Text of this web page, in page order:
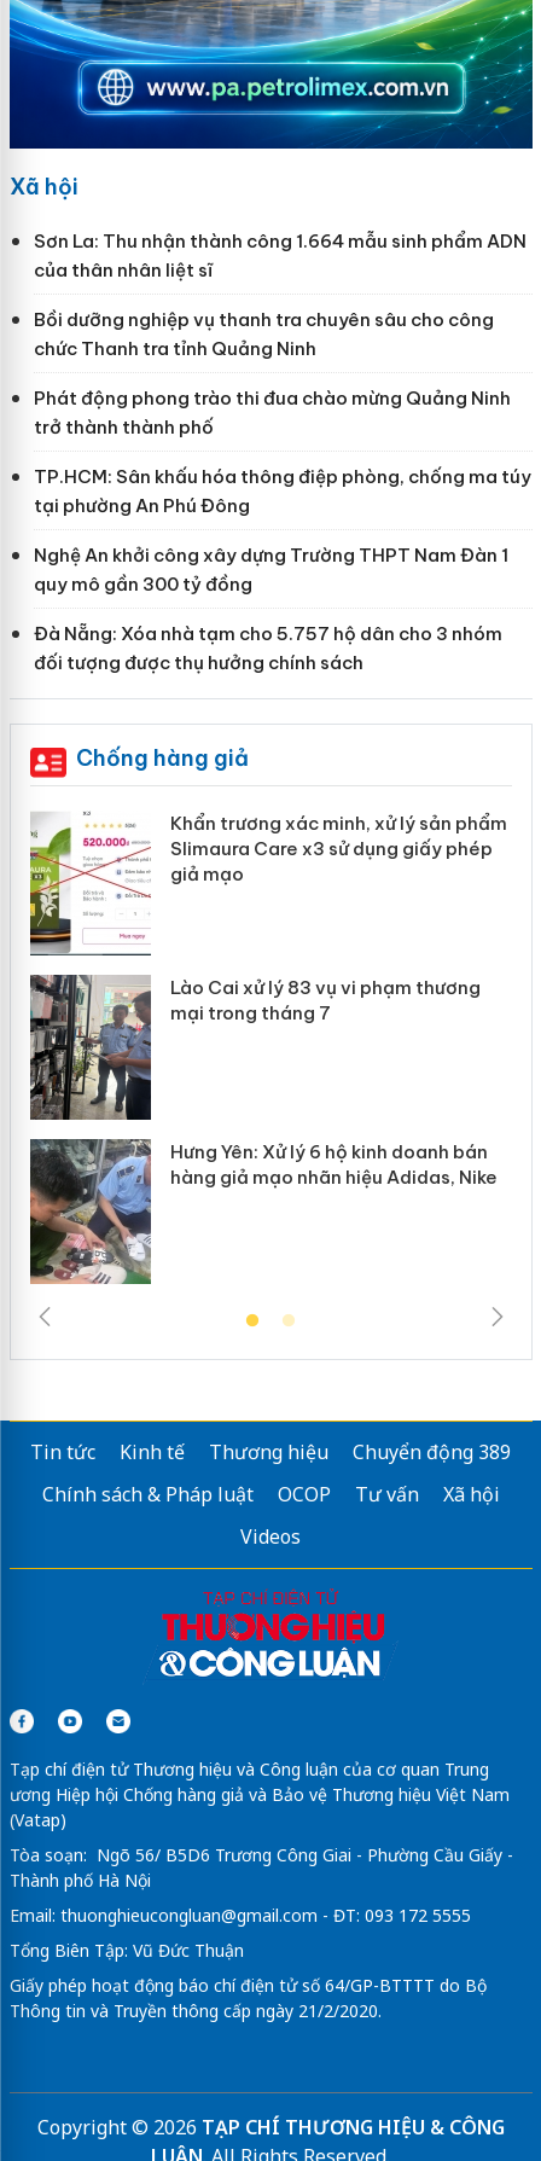
Xã hội
Sơn La: Thu nhận thành công 1.664 mẫu sinh phẩm ADN
của thân nhân liệt sĩ
Bồi dưỡng nghiệp vụ thanh tra chuyên sâu cho công
chức Thanh tra tỉnh Quảng Ninh
Phát động phong trào thi đua chào mừng Quảng Ninh
trở thành thành phố
TP.HCM: Sân khấu hóa thông điệp phòng, chống ma túy
tại phường An Phú Đông
Nghệ An khởi công xây dựng Trường THPT Nam Đàn 1
quy mô gần 300 tỷ đồng
Đà Nẵng: Xóa nhà tạm cho 5.757 hộ dân cho 3 nhóm
đối tượng được thụ hưởng chính sách
Chống hàng giả
Khẩn trương xác minh, xử lý sản phẩm
Slimaura Care x3 sử dụng giấy phép
giả mạo
Lào Cai xử lý 83 vụ vi phạm thương
mại trong tháng 7
Hưng Yên: Xử lý 6 hộ kinh doanh bán
hàng giả mạo nhãn hiệu Adidas, Nike
Tin tức Kinh tế Thương hiệu
Chuyển động 389
Chính sách & Pháp luật
OCOP Tư vấn
Xã hội
Videos
Tạp chí điện tử Thương hiệu và Công luận của cơ quan Trung
ương Hiệp hội Chống hàng giả và Bảo vệ Thương hiệu Việt Nam
(Vatap)
Tòa soạn: Ngõ 56/ B5D6 Trương Công Giai - Phường Cầu Giấy -
Thành phố Hà Nội
Email: thuonghieucongluan@gmail.com - ĐT: 093 172 5555
Tổng Biên Tập: Vũ Đức Thuận
Giấy phép hoạt động báo chí điện tử số 64/GP-BTTTT do Bộ
Thông tin và Truyền thông cấp ngày 21/2/2020.
Copyright © 2026 TẠP CHÍ THƯƠNG HIỆU & CÔNG
LUẬN . All Rights Reserved.